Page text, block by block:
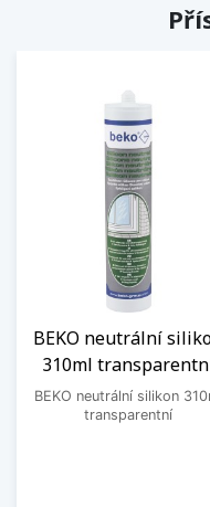
BEKO neutrální
310ml
BEKO neutrální silikon
transparentní